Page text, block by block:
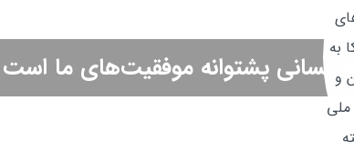
به
و
ملی
انسانی پشتوانه موفقیت‌های ما است